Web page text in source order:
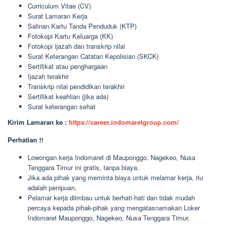
Curriculum Vitae (CV)
Surat Lamaran Kerja
Salinan Kartu Tanda Penduduk (KTP)
Fotokopi Kartu Keluarga (KK)
Fotokopi ijazah dan transkrip nilai
Surat Keterangan Catatan Kepolisian (SKCK)
Sertifikat atau penghargaan
Ijazah terakhir
Transkrip nilai pendidikan terakhir
Sertifikat keahlian (jika ada)
Surat keterangan sehat
Kirim Lamaran ke : https://career.indomaretgroup.com/
Perhatian !!
Lowongan kerja Indomaret di Mauponggo, Nagekeo, Nusa
Tenggara Timur ini gratis, tanpa biaya.
Jika ada pihak yang meminta biaya untuk melamar kerja, itu
adalah penipuan.
Pelamar kerja diimbau untuk berhati-hati dan tidak mudah
percaya kepada pihak-pihak yang mengatasnamakan Loker
Indomaret Mauponggo, Nagekeo, Nusa Tenggara Timur.